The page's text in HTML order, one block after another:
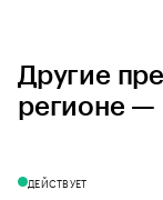
Другие
регионе —
ДЕЙСТВУЕТ